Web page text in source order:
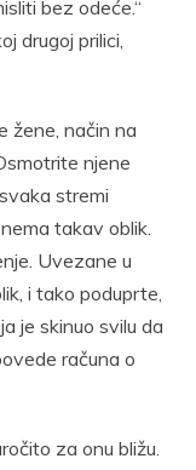
bez odeće.“
drugoj prilici,
žene, način na
njene
stremi
takav oblik.
Uvezane u
i tako poduprte,
je skinuo svilu da
računa o
za onu bližu.